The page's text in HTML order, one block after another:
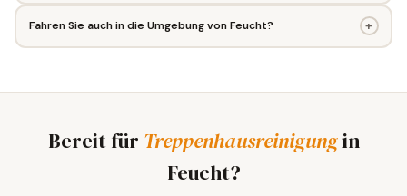
Fahren Sie auch in die Umgebung von Feucht? +
Bereit für Treppenhausreinigungin
Feucht?